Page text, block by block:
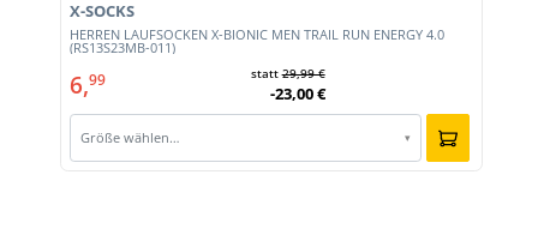
HERREN LAUFSOCKEN X-BIONIC MEN TRAIL RUN ENERGY 4.0
(RS13S23MB-011)
X-SOCKS
6,99 statt29,99 €
-23,00 €
Größe wählen… ▾